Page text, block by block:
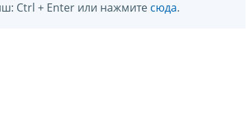
Ctrl + Enter или нажмите сюда.